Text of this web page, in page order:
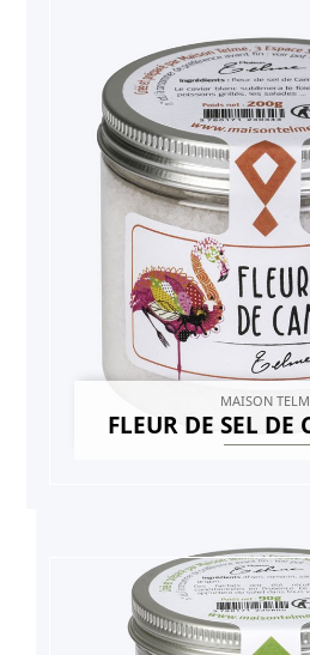
MAISON
FLEUR DE SEL DE